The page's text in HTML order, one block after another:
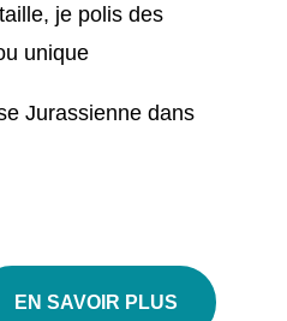
je polis des
unique
Jurassienne dans
EN SAVOIR PLUS